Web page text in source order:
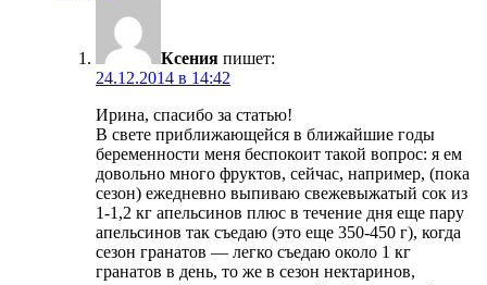
Ксения пишет:
24.12.2014 в 14:42
Ирина, спасибо за статью!
В свете приближающейся в ближайшие годы
беременности меня беспокоит такой вопрос: я ем
довольно много фруктов, сейчас, например, (пока
сезон) ежедневно выпиваю свежевыжатый сок из
1-1,2 кг апельсинов плюс в течение дня еще пару
апельсинов так съедаю (это еще 350-450 г), когда
сезон гранатов — легко съедаю около 1 кг
гранатов в день, то же в сезон нектаринов,